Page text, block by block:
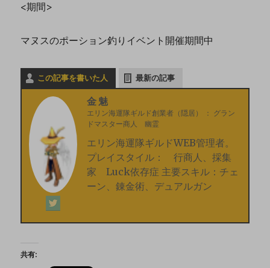
<期間>
マヌスのポーション釣りイベント開催期間中
この記事を書いた人 最新の記事
金魅
エリン海運隊ギルド創業者（隠居） ： グラン
ドマスター商人 幽霊
エリン海運隊ギルドWEB管理者。
プレイスタイル： 行商人、採集
家 Luck依存症 主要スキル：チェ
ーン、錬金術、デュアルガン
共有: